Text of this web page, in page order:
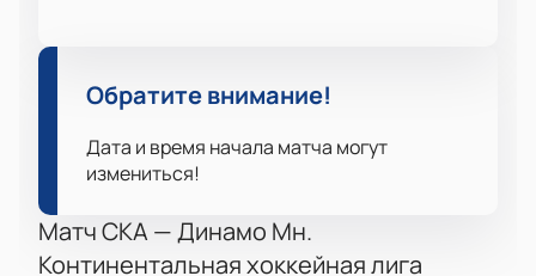
Обратите внимание!
Дата и время начала матча могут
измениться!
Матч СКА — Динамо Мн.
Континентальная хоккейная лига